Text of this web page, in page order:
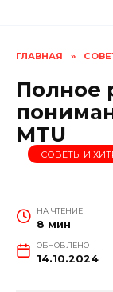
ГЛАВНАЯ »
Полное
MTU
СОВЕТЫ И
НА ЧТЕНИЕ
8 мин
ОБНОВЛЕНО
14.10.2024